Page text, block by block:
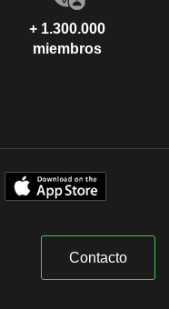
+ 1.300.000
miembros
Contacto